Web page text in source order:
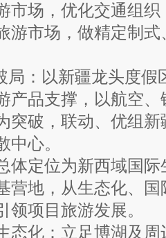
市场，优化交通组
游市场，做精定制
：以新疆龙头度假
产品支撑，以航空
突破，联动、优组
中心。
定位为新西域国际
营地，从生态化、
领项目旅游发展。
：立足博湖及周